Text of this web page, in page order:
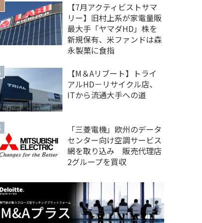
【7月アクティビストサマ
リー】旧村上系が家電量販
最大手「ヤマダHD」株を
新規保有、米ファンドは森
永製菓に食指
【M＆Aリブート】トライ
アルHD－リサイクル店、
ITから流通大手への道
「三菱電機」欧州のデータ
センター向け空調サービス
網を取り込み 販売代理店
2グループを買収